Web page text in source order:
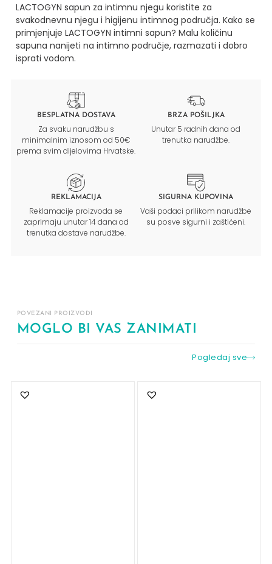
LACTOGYN sapun za intimnu njegu koristite za
svakodnevnu njegu i higijenu intimnog područja. Kako se
primjenjuje LACTOGYN intimni sapun? Malu količinu
sapuna nanijeti na intimno područje,razmazati i dobro
isprati vodom.
BESPLATNA DOSTAVA
Za svaku narudžbu s
minimalnim iznosom od 50€
prema svim dijelovima Hrvatske.
BRZA POŠILJKA
Unutar 5 radnih dana od
trenutka narudžbe.
REKLAMACIJA
Reklamacije proizvoda se
zaprimaju unutar 14 dana od
trenutka dostave narudžbe.
SIGURNA KUPOVINA
Vaši podaci prilikom narudžbe
su posve sigurni i zaštićeni.
POVEZANI PROIZVODI
MOGLO BI VAS ZANIMATI
Pogledaj sve